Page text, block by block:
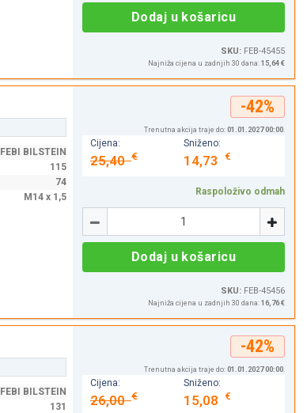
Dodaj u košaricu
SKU:FEB-45455
Najniža cijena u zadnjih 30 dana: 15,64 €
FEBI BILSTEIN
115
74
M14 x 1,5
-42%
Trenutna akcija traje do: 01.01.2027 00:00.
Cijena:
25,40€
Sniženo:
14,73 €
Raspoloživo odmah
-
Količina
+
Dodaj u košaricu
SKU:FEB-45456
Najniža cijena u zadnjih 30 dana: 16,76 €
FEBI BILSTEIN
131
-42%
Trenutna akcija traje do: 01.01.2027 00:00.
Cijena:
26,00€
Sniženo:
15,08 €